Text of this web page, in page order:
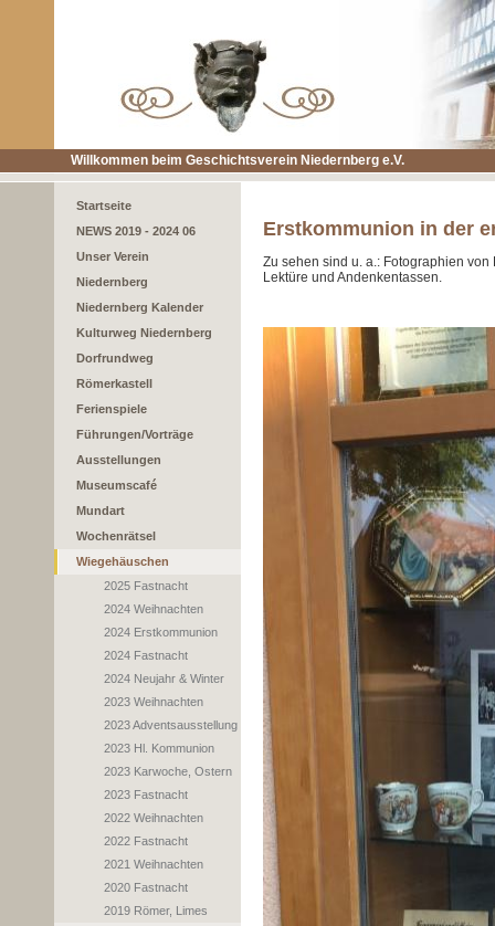
Willkommen beim Geschichtsverein Niedernberg e.V.
Startseite
NEWS 2019 - 2024 06
Unser Verein
Niedernberg
Niedernberg Kalender
Kulturweg Niedernberg
Dorfrundweg
Römerkastell
Ferienspiele
Führungen/Vorträge
Ausstellungen
Museumscafé
Mundart
Wochenrätsel
Wiegehäuschen
2025 Fastnacht
2024 Weihnachten
2024 Erstkommunion
2024 Fastnacht
2024 Neujahr & Winter
2023 Weihnachten
2023 Adventsausstellung
2023 Hl. Kommunion
2023 Karwoche, Ostern
2023 Fastnacht
2022 Weihnachten
2022 Fastnacht
2021 Weihnachten
2020 Fastnacht
2019 Römer, Limes
Erstkommunion in der
Zu sehen sind u. a.: Fotographien
Lektüre und Andenkentassen.